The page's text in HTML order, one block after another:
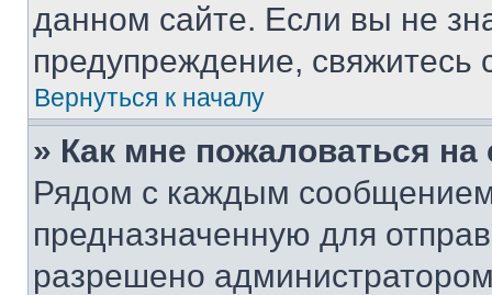
данном сайте. Если вы не
предупреждение,
Вернуться к началу
» Как мне пожаловаться
Рядом с каждым сообщением
предназначенную для
разрешено